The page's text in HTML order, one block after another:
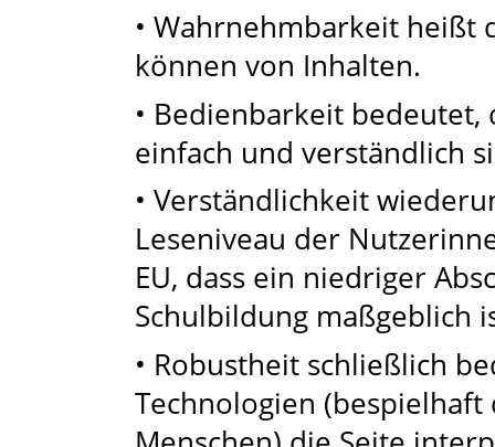
• Wahrnehmbarkeit heißt
können von Inhalten.
• Bedienbarkeit
einfach und verständlich
• Verständlichkeit
Leseniveau der
EU, dass ein niedriger
Schulbildung maßgeblich
• Robustheit schließlich
Technologien